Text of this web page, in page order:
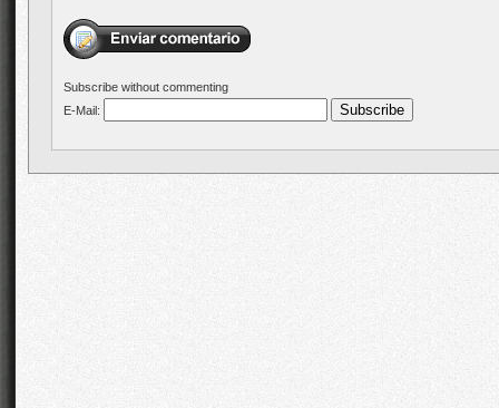
Subscribe without commenting
E-Mail: